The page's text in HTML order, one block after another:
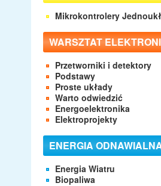
Mikrokontrolery
WARSZTAT
Przetworniki i detektory
Podstawy
Proste układy
Warto odwiedzić
Energoelektronika
Elektroprojekty
ENERGIA
Energia Wiatru
Biopaliwa